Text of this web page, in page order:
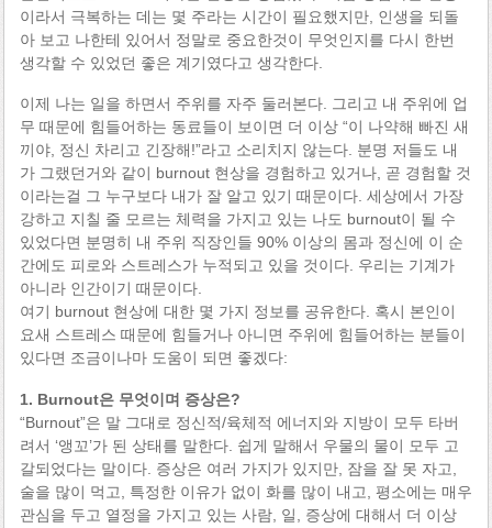
이라서 극복하는 데는 몇 주라는 시간이 필요했지만, 인생을 되돌
아 보고 나한테 있어서 정말로 중요한것이 무엇인지를 다시 한번
생각할 수 있었던 좋은 계기였다고 생각한다.
이제 나는 일을 하면서 주위를 자주 둘러본다. 그리고 내 주위에 업
무 때문에 힘들어하는 동료들이 보이면 더 이상 “이 나약해 빠진 새
끼야, 정신 차리고 긴장해!”라고 소리치지 않는다. 분명 저들도 내
가 그랬던거와 같이 burnout 현상을 경험하고 있거나, 곧 경험할 것
이라는걸 그 누구보다 내가 잘 알고 있기 때문이다. 세상에서 가장
강하고 지칠 줄 모르는 체력을 가지고 있는 나도 burnout이 될 수
있었다면 분명히 내 주위 직장인들 90% 이상의 몸과 정신에 이 순
간에도 피로와 스트레스가 누적되고 있을 것이다. 우리는 기계가
아니라 인간이기 때문이다.
여기 burnout 현상에 대한 몇 가지 정보를 공유한다. 혹시 본인이
요새 스트레스 때문에 힘들거나 아니면 주위에 힘들어하는 분들이
있다면 조금이나마 도움이 되면 좋겠다:
1. Burnout은 무엇이며 증상은?
“Burnout”은 말 그대로 정신적/육체적 에너지와 지방이 모두 타버
려서 ‘앵꼬’가 된 상태를 말한다. 쉽게 말해서 우물의 물이 모두 고
갈되었다는 말이다. 증상은 여러 가지가 있지만, 잠을 잘 못 자고,
술을 많이 먹고, 특정한 이유가 없이 화를 많이 내고, 평소에는 매우
관심을 두고 열정을 가지고 있는 사람, 일, 증상에 대해서 더 이상